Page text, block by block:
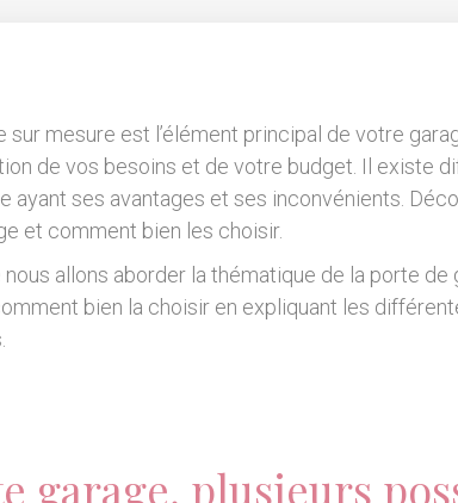
sur mesure est l’élément principal de votre
de vos besoins et de votre budget. Il existe
ayant ses avantages et ses inconvénients.
et comment bien les choisir.
allons aborder la thématique de la porte de
bien la choisir en expliquant les
garage, plusieurs